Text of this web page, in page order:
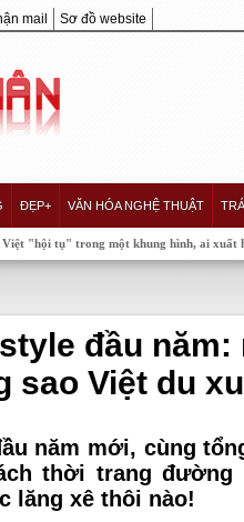
mail Sơ đồ website
ĐẸP+ VĂN HÓA NGHỆ THUẬT
một khung hình, ai xuất hơn ai?
đầu năm:
sao Việt du
năm mới, cùng
thời trang
lăng xê thôi nào!